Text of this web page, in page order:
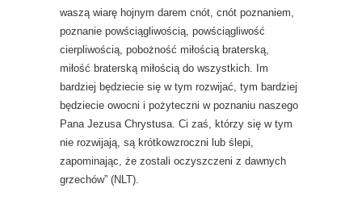
waszą wiarę hojnym darem cnót, cnót poznaniem,
poznanie powściągliwością, powściągliwość
cierpliwością, pobożność miłością braterską,
miłość braterską miłością do wszystkich. Im
bardziej będziecie się w tym rozwijać, tym bardziej
będziecie owocni i pożyteczni w poznaniu naszego
Pana Jezusa Chrystusa. Ci zaś, którzy się w tym
nie rozwijają, są krótkowzroczni lub ślepi,
zapominając, że zostali oczyszczeni z dawnych
grzechów” (NLT).